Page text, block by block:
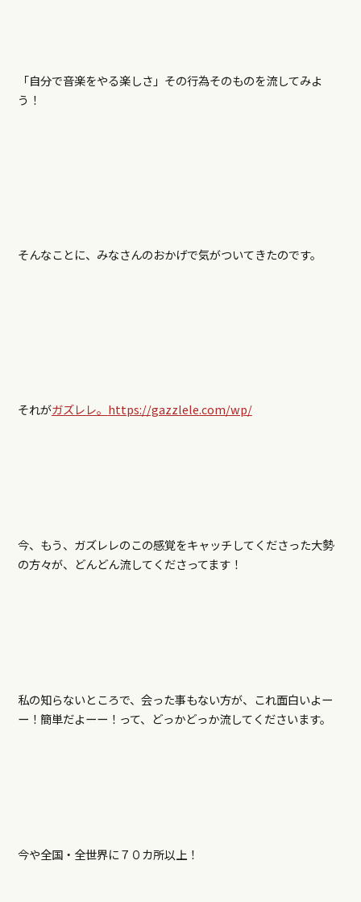
「自分で音楽をやる楽しさ」その行為そのものを流してみよ
う！
そんなことに、みなさんのおかげで気がついてきたのです。
それがガズレレ。 https://gazzlele.com/wp/
今、もう、ガズレレのこの感覚をキャッチしてくださった大勢
の方々が、どんどん流してくださってます！
私の知らないところで、会った事もない方が、これ面白いよー
ー！簡単だよーー！って、どっかどっか流してくださいます。
今や全国・全世界に７０カ所以上！